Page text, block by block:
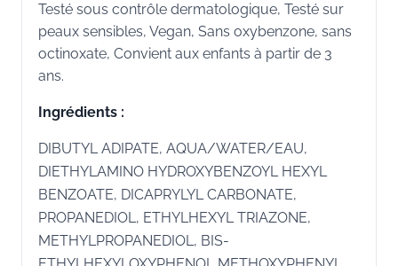
Testé sous contrôle dermatologique, Testé sur
peaux sensibles, Vegan, Sans oxybenzone, sans
octinoxate, Convient aux enfants à partir de 3
ans.
Ingrédients :
DIBUTYL ADIPATE, AQUA/WATER/EAU,
DIETHYLAMINO HYDROXYBENZOYL HEXYL
BENZOATE, DICAPRYLYL CARBONATE,
PROPANEDIOL, ETHYLHEXYL TRIAZONE,
METHYLPROPANEDIOL, BIS-